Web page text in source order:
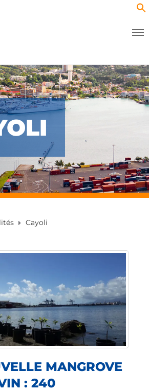
Cayoli
MANGROVE
: 240